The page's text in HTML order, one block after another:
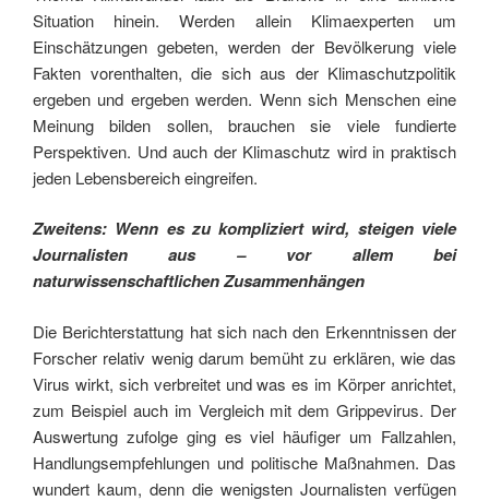
Situation hinein. Werden allein Klimaexperten um
Einschätzungen gebeten, werden der Bevölkerung viele
Fakten vorenthalten, die sich aus der Klimaschutzpolitik
ergeben und ergeben werden. Wenn sich Menschen eine
Meinung bilden sollen, brauchen sie viele fundierte
Perspektiven. Und auch der Klimaschutz wird in praktisch
jeden Lebensbereich eingreifen.
Zweitens: Wenn es zu kompliziert wird, steigen viele
Journalisten aus – vor allem bei
naturwissenschaftlichen Zusammenhängen
Die Berichterstattung hat sich nach den Erkenntnissen der
Forscher relativ wenig darum bemüht zu erklären, wie das
Virus wirkt, sich verbreitet und was es im Körper anrichtet,
zum Beispiel auch im Vergleich mit dem Grippevirus. Der
Auswertung zufolge ging es viel häufiger um Fallzahlen,
Handlungsempfehlungen und politische Maßnahmen. Das
wundert kaum, denn die wenigsten Journalisten verfügen